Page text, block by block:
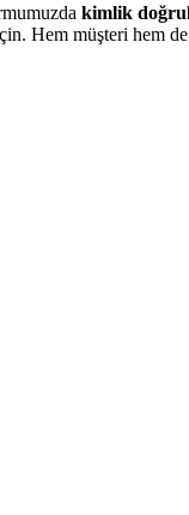
kimlik
Hem müşteri hem